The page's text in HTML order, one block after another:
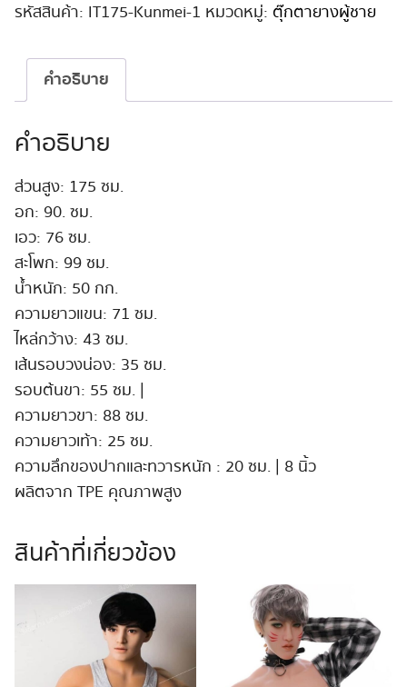
หล่อ
เครา
175cm
#Kunmei
รหัสสินค้า: IT175-Kunmei-1 หมวดหมู่: ตุ๊กตายางผู้ชาย
คำอธิบาย
คำอธิบาย
ส่วนสูง: 175 ซม.
อก: 90. ซม.
เอว: 76 ซม.
สะโพก: 99 ซม.
น้ำหนัก: 50 กก.
ความยาวแขน: 71 ซม.
ไหล่กว้าง: 43 ซม.
เส้นรอบวงน่อง: 35 ซม.
รอบต้นขา: 55 ซม. |
ความยาวขา: 88 ซม.
ความยาวเท้า: 25 ซม.
ความลึกของปากและทวารหนัก : 20 ซม. | 8 นิ้ว
ผลิตจาก TPE คุณภาพสูง
สินค้าที่เกี่ยวข้อง